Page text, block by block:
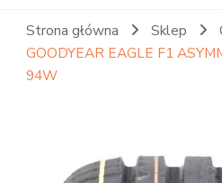
Strona główna Sklep
GOODYEAR EAGLE F1
94W